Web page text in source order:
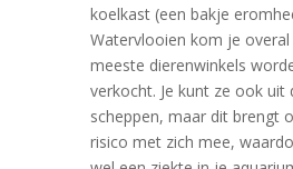
koelkast (een bakje
Watervlooien kom je overal
meeste dierenwinkels
verkocht. Je kunt ze ook uit
scheppen, maar dit brengt
risico met zich mee,